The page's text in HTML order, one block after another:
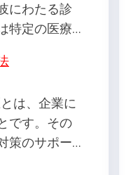
にわたる診
特定の医療…
は、企業に
です。その
策のサポー…